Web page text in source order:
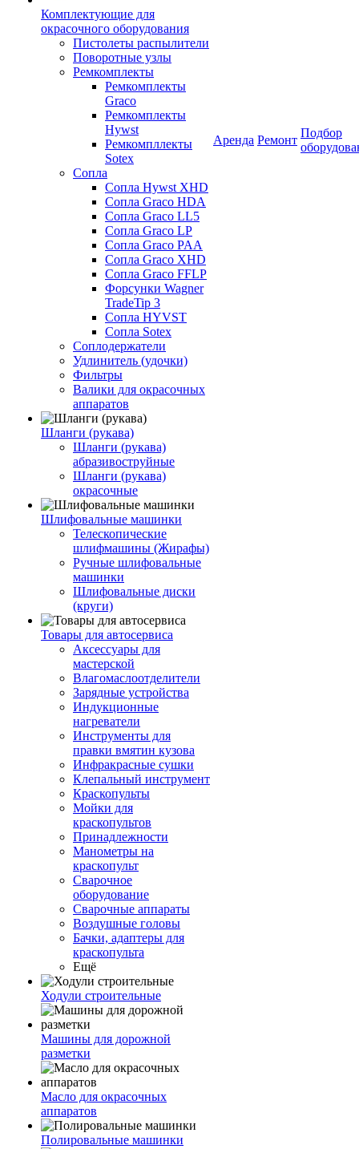
Комплектующие для
окрасочного оборудования
Пистолеты распылители
Поворотные узлы
Ремкомплекты
Ремкомплекты
Graco
Ремкомплекты
Hywst
Ремкомпллекты
Sotex
Сопла
Сопла Hywst XHD
Сопла Graco HDA
Сопла Graco LL5
Сопла Graco LP
Сопла Graco PAA
Сопла Graco XHD
Сопла Graco FFLP
Форсунки Wagner
TradeTip 3
Сопла HYVST
Сопла Sotex
Соплодержатели
Удлинитель (удочки)
Фильтры
Валики для окрасочных
аппаратов
Шланги (рукава)
Шланги (рукава)
абразивоструйные
Шланги (рукава)
окрасочные
Шлифовальные машинки
Телескопические
шлифмашины (Жирафы)
Ручные шлифовальные
машинки
Шлифовальные диски
(круги)
Товары для автосервиса
Аксессуары для
мастерской
Влагомаслоотделители
Зарядные устройства
Индукционные
нагреватели
Инструменты для
правки вмятин кузова
Инфракрасные сушки
Клепальный инструмент
Краскопульты
Мойки для
краскопультов
Принадлежности
Манометры на
краскопульт
Сварочное
оборудование
Сварочные аппараты
Воздушные головы
Бачки, адаптеры для
краскопульта
Ещё
Ходули строительные
Машины для дорожной
разметки
Масло для окрасочных
аппаратов
Полировальные машинки
Аренда Ремонт
Подбор